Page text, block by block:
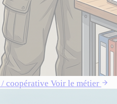
coopérative Voir le métier